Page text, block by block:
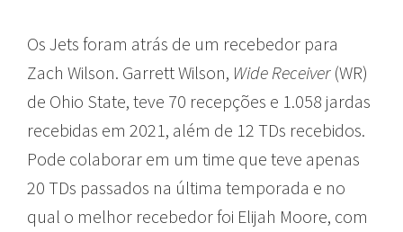
Os Jets foram atrás de um recebedor para
Zach Wilson. Garrett Wilson, Wide Receiver(WR)
de Ohio State, teve 70 recepções e 1.058 jardas
recebidas em 2021, além de 12 TDs recebidos.
Pode colaborar em um time que teve apenas
20 TDs passados na última temporada e no
qual o melhor recebedor foi Elijah Moore, com